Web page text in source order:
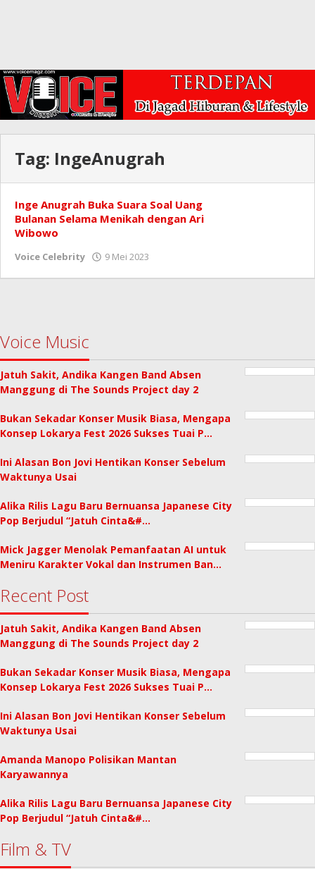
Tag: IngeAnugrah
Inge Anugrah Buka Suara Soal Uang
Bulanan Selama Menikah dengan Ari
Wibowo
Voice Celebrity 9 Mei 2023
Voice Music
Jatuh Sakit, Andika Kangen Band Absen
Manggung di The Sounds Project day 2
Bukan Sekadar Konser Musik Biasa, Mengapa
Konsep Lokarya Fest 2026 Sukses Tuai P…
Ini Alasan Bon Jovi Hentikan Konser Sebelum
Waktunya Usai
Alika Rilis Lagu Baru Bernuansa Japanese City
Pop Berjudul “Jatuh Cinta&#…
Mick Jagger Menolak Pemanfaatan AI untuk
Meniru Karakter Vokal dan Instrumen Ban…
Recent Post
Jatuh Sakit, Andika Kangen Band Absen
Manggung di The Sounds Project day 2
Bukan Sekadar Konser Musik Biasa, Mengapa
Konsep Lokarya Fest 2026 Sukses Tuai P…
Ini Alasan Bon Jovi Hentikan Konser Sebelum
Waktunya Usai
Amanda Manopo Polisikan Mantan
Karyawannya
Alika Rilis Lagu Baru Bernuansa Japanese City
Pop Berjudul “Jatuh Cinta&#…
Film & TV